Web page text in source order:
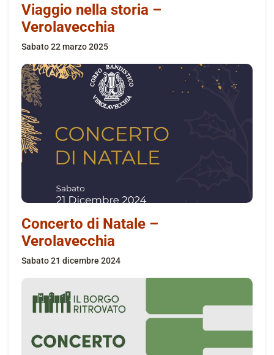
Viaggio nella storia –
Verolavecchia
sabato 22 marzo 2025
Concerto di Natale –
Verolavecchia
sabato 21 dicembre 2024